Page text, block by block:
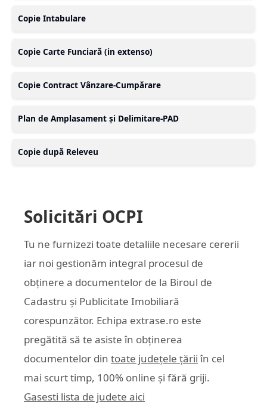
Copie Intabulare
Copie Carte Funciară (in extenso)
Copie Contract Vânzare-Cumpărare
Plan de Amplasament și Delimitare-PAD
Copie după Releveu
Solicitări OCPI
Tu ne furnizezi toate detaliile necesare cererii
iar noi gestionăm integral procesul de
obținere a documentelor de la Biroul de
Cadastru și Publicitate Imobiliară
corespunzător. Echipa extrase.ro este
pregătită să te asiste în obținerea
documentelor din toate județele țării în cel
mai scurt timp, 100% online și fără griji.
Gasesti lista de judete aici